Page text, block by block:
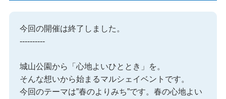
今回の開催は終了しました。
----------
城山公園から「心地よいひととき」を。
そんな想いから始まるマルシェイベントです。
今回のテーマは”春のよりみち”です。春の心地よい